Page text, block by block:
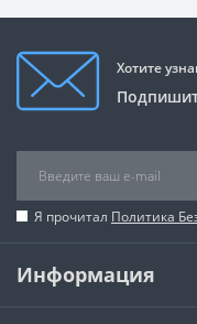
Хотите
Я прочитал Политика
Информация